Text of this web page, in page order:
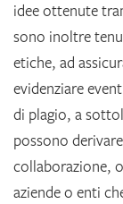
idee ottenute
sono inoltre
etiche, ad
evidenziare
di plagio, a
possono
collaborazione,
aziende o enti